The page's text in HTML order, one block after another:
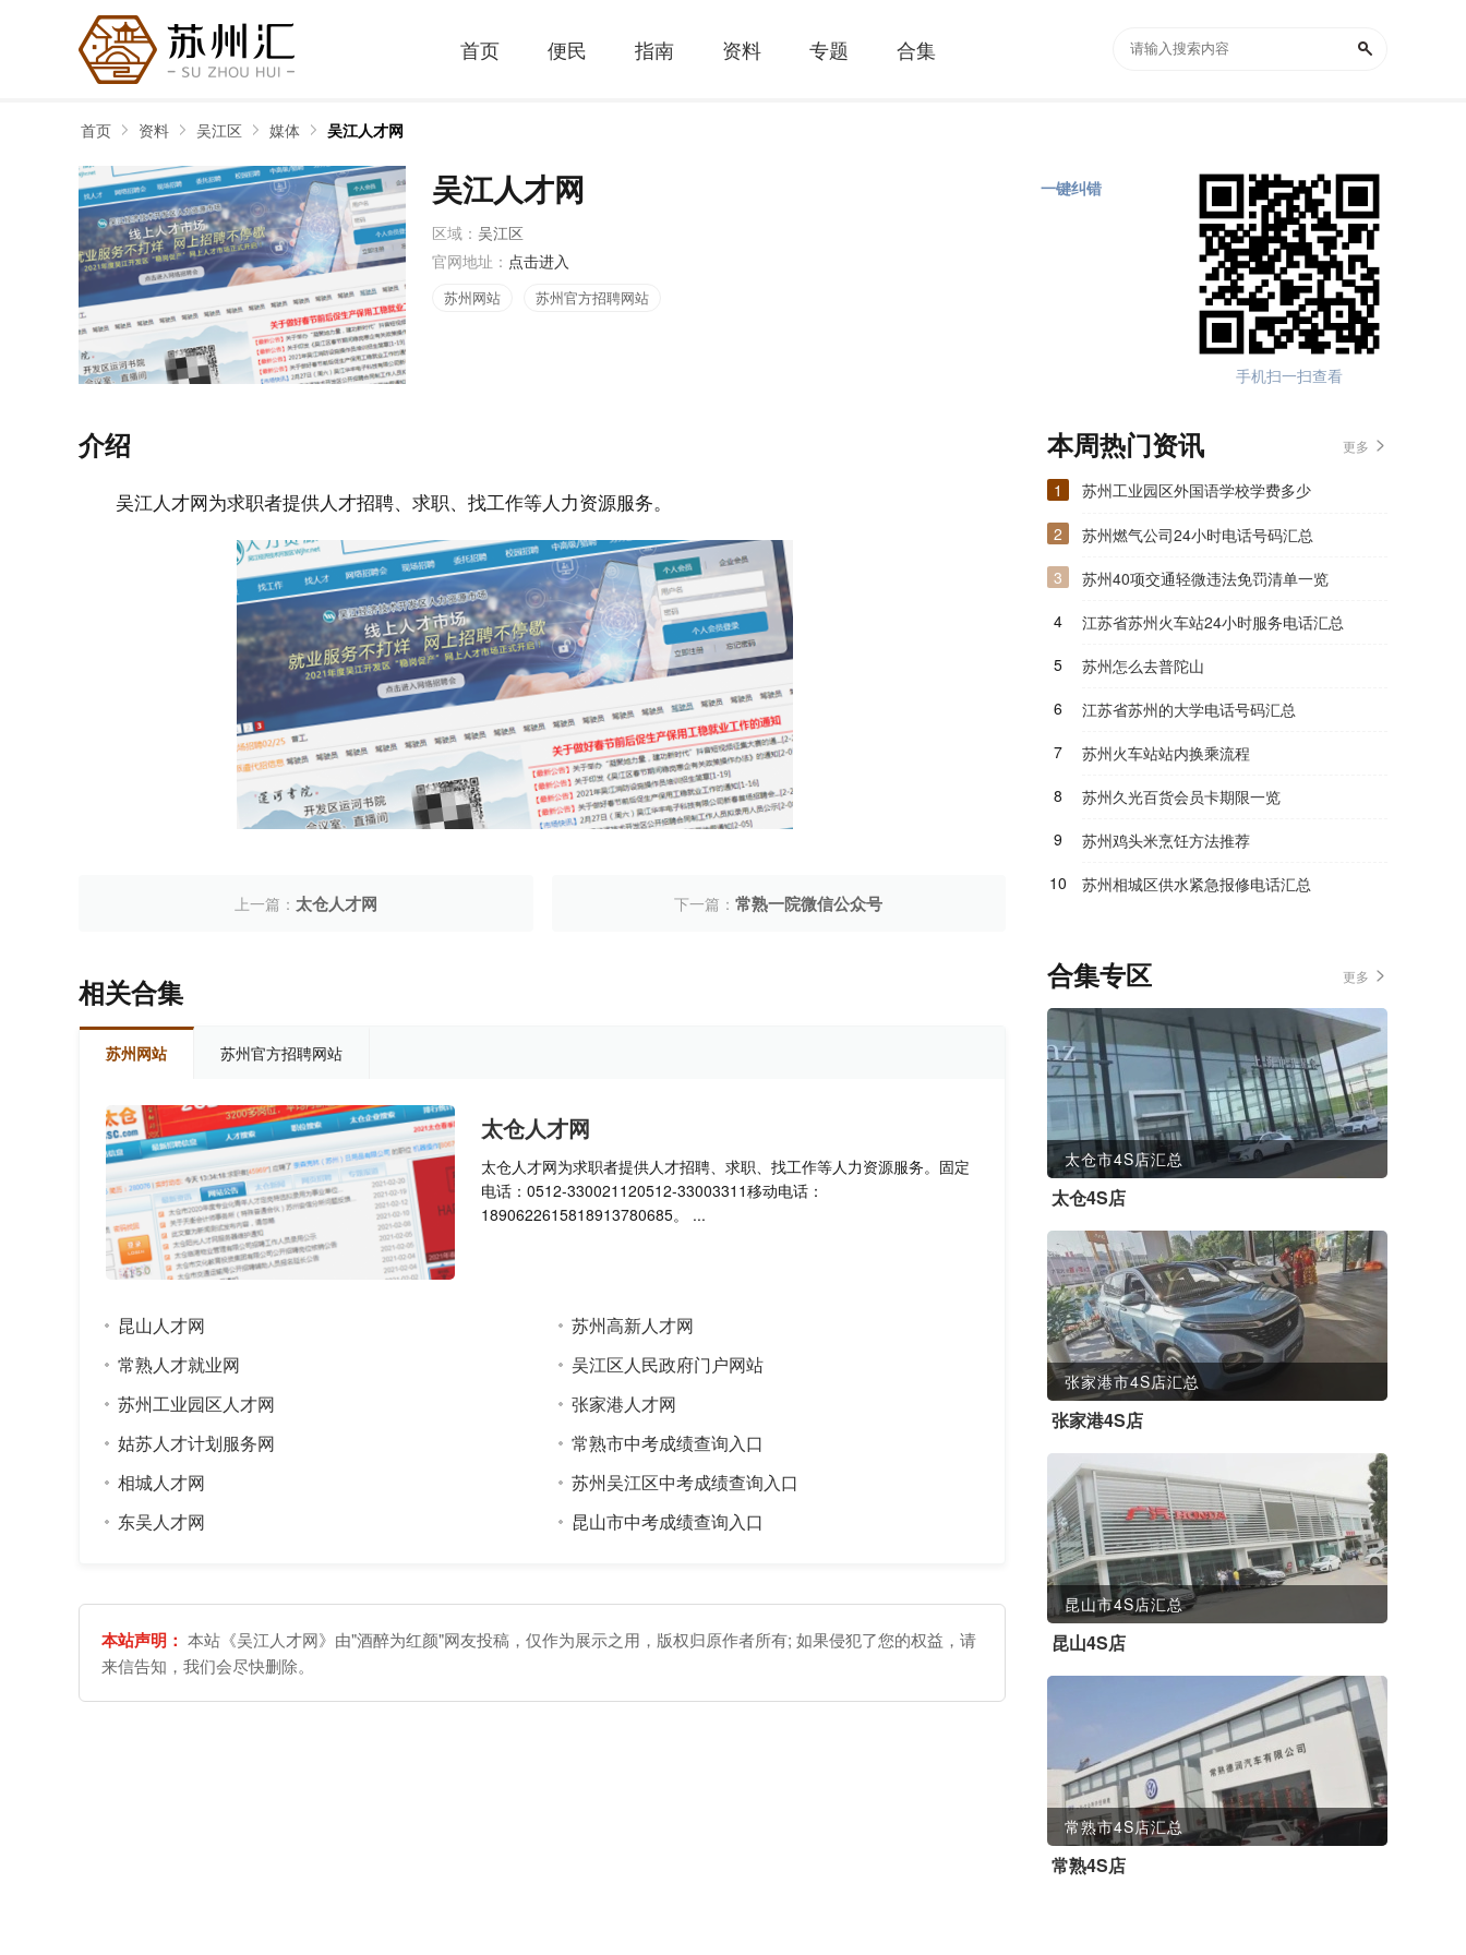
首页 便民 指南 资料 专题 合集
首页 资料 吴江区 媒体 吴江人才网
手机扫一扫查看
吴江人才网
区域： 吴江区
官网地址： 点击进入
苏州网站 苏州官方招聘网站
一键纠错
介绍
吴江人才网为求职者提供人才招聘、求职、找工作等人力资源服务。
上一篇： 太仓人才网 下一篇：常熟一院微信公众号
相关合集
苏州网站 苏州官方招聘网站
太仓人才网
太仓人才网为求职者提供人才招聘、求职、找工作等人力资源服务。固定
电话：0512-330021120512-33003311移动电话：
1890622615818913780685。 ...
昆山人才网
常熟人才就业网
苏州工业园区人才网
姑苏人才计划服务网
相城人才网
东吴人才网
苏州高新人才网
吴江区人民政府门户网站
张家港人才网
常熟市中考成绩查询入口
苏州吴江区中考成绩查询入口
昆山市中考成绩查询入口
本站声明： 本站《吴江人才网》由"酒醉为红颜"网友投稿，仅作为展示之用，版权归原作者所有; 如果侵犯了您的权益，请
来信告知，我们会尽快删除。
本周热门资讯 更多
1
苏州工业园区外国语学校学费多少
2
苏州燃气公司24小时电话号码汇总
3
苏州40项交通轻微违法免罚清单一览
4
江苏省苏州火车站24小时服务电话汇总
5
苏州怎么去普陀山
6
江苏省苏州的大学电话号码汇总
7
苏州火车站站内换乘流程
8
苏州久光百货会员卡期限一览
9
苏州鸡头米烹饪方法推荐
10
苏州相城区供水紧急报修电话汇总
合集专区 更多
太仓市4S店汇总
太仓4S店
张家港市4S店汇总
张家港4S店
昆山市4S店汇总
昆山4S店
常熟市4S店汇总
常熟4S店